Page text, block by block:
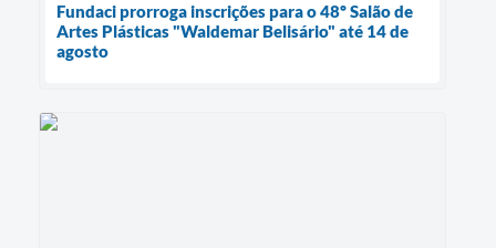
Fundaci prorroga inscrições para o 48º Salão de
Artes Plásticas "Waldemar Belisário" até 14 de
agosto